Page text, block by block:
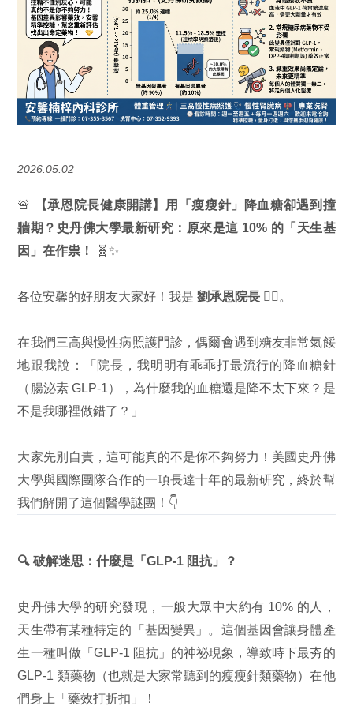
2026.05.02
🚨
【承恩院長健康開講】用「瘦瘦針」降血糖卻遇到撞
牆期？史丹佛大學最新研究：原來是這 10% 的「天生基
因」在作祟！
🧬✨
各位安馨的好朋友大家好！我是劉承恩院長 👨‍⚕️。
在我們三高與慢性病照護門診，偶爾會遇到糖友非常氣餒
地跟我說：「院長，我明明有乖乖打最流行的降血糖針
（腸泌素 GLP-1），為什麼我的血糖還是降不太下來？是
不是我哪裡做錯了？」
大家先別自責，這可能真的不是你不夠努力！美國史丹佛
大學與國際團隊合作的一項長達十年的最新研究，終於幫
我們解開了這個醫學謎團！👇
🔍 破解迷思：什麼是「GLP-1 阻抗」？
史丹佛大學的研究發現，一般大眾中大約有 10% 的人，
天生帶有某種特定的「基因變異」。這個基因會讓身體產
生一種叫做「GLP-1 阻抗」的神祕現象，導致時下最夯的
GLP-1 類藥物（也就是大家常聽到的瘦瘦針類藥物）在他
們身上「藥效打折扣」！